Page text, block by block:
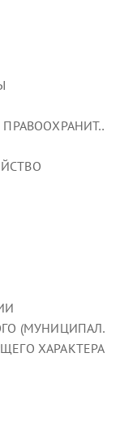
(МУНИЦИПАЛ…
ХАРАКТЕРА…